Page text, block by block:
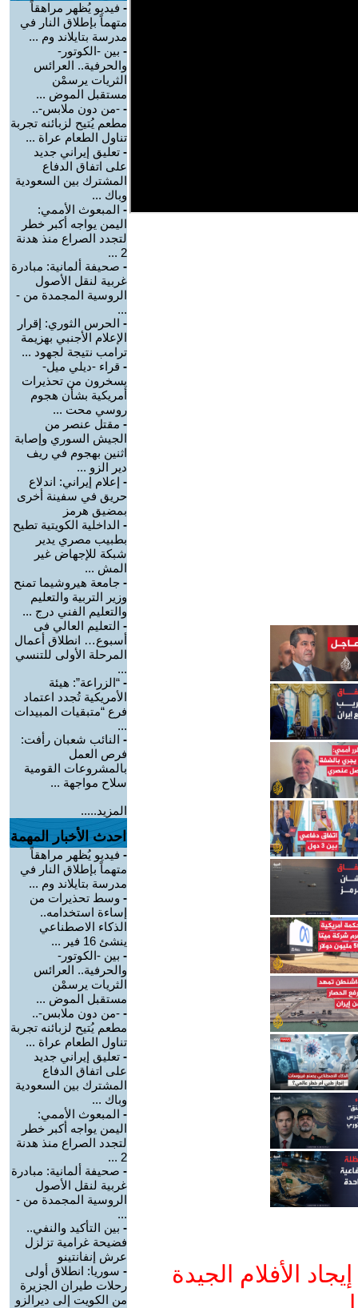
الأفلام الجيدة
- فيديو يُظهر مراهقاً
متهماً بإطلاق النار في
مدرسة بتايلاند وم ...
- بين -الكوتور-
والحرفية.. العرائس
الثريات يرسمْن
مستقبل الموض ...
- -من دون ملابس-..
مطعم يُتيح لزبائنه تجربة
تناول الطعام عراة ...
- تعليق إيراني جديد
على اتفاق الدفاع
المشترك بين السعودية
وباك ...
- المبعوث الأممي:
اليمن يواجه أكبر خطر
لتجدد الصراع منذ هدنة
2 ...
- صحيفة ألمانية: مبادرة
غربية لنقل الأصول
الروسية المجمدة من -
...
- الحرس الثوري: إقرار
الإعلام الأجنبي بهزيمة
ترامب نتيجة لجهود ...
- قراء -ديلي ميل-
يسخرون من تحذيرات
أمريكية بشأن هجوم
روسي محت ...
- مقتل عنصر من
الجيش السوري وإصابة
اثنين بهجوم في ريف
دير الزو ...
- إعلام إيراني: اندلاع
حريق في سفينة أخرى
بمضيق هرمز
- الداخلية الكويتية تطيح
بطبيب مصري يدير
شبكة للإجهاض غير
المش ...
- جامعة هيروشيما تمنح
وزير التربية والتعليم
والتعليم الفني درج ...
- التعليم العالي فى
أسبوع… انطلاق أعمال
المرحلة الأولى للتنسي
...
- “الزراعة”: هيئة
الأمريكية تُجدد اعتماد
فرع “متبقيات المبيدات
...
- النائب شعبان رأفت:
فرص العمل
بالمشروعات القومية
سلاح مواجهة ...
المزيد.....
احدث الأخبار المهمة
- فيديو يُظهر مراهقاً
متهماً بإطلاق النار في
مدرسة بتايلاند وم ...
- وسط تحذيرات من
إساءة استخدامه..
الذكاء الاصطناعي
ينشئ 16 فير ...
- بين -الكوتور-
والحرفية.. العرائس
الثريات يرسمْن
مستقبل الموض ...
- -من دون ملابس-..
مطعم يُتيح لزبائنه تجربة
تناول الطعام عراة ...
- تعليق إيراني جديد
على اتفاق الدفاع
المشترك بين السعودية
وباك ...
- المبعوث الأممي:
اليمن يواجه أكبر خطر
لتجدد الصراع منذ هدنة
2 ...
- صحيفة ألمانية: مبادرة
غربية لنقل الأصول
الروسية المجمدة من -
...
- بين التأكيد والنفي..
فضيحة غرامية تزلزل
عرش إنفانتينو
- سوريا: انطلاق أولى
رحلات طيران الجزيرة
من الكويت إلى ديرالزو